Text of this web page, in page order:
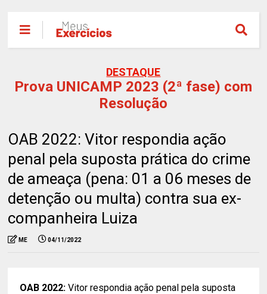
DESTAQUE
Prova UNICAMP 2023 (2ª fase) com
Resolução
OAB 2022: Vitor respondia ação
penal pela suposta prática do crime
de ameaça (pena: 01 a 06 meses de
detenção ou multa) contra sua ex-
companheira Luiza
ME 04/11/2022
OAB 2022:Vitor respondia ação penal pela suposta